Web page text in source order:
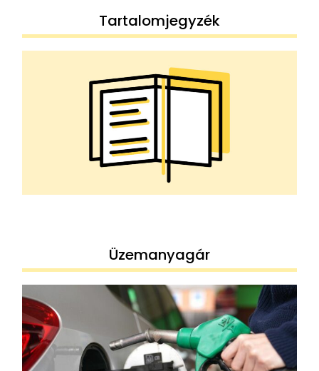
Tartalomjegyzék
Üzemanyagár